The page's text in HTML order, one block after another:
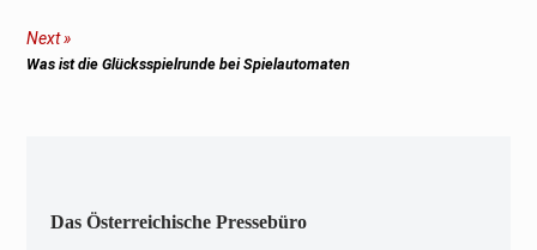
Next
Next
Was ist die Glücksspielrunde bei Spielautomaten
Das Österreichische Pressebüro